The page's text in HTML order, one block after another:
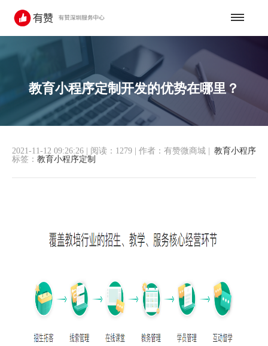
教育小程序定制开发的优势在哪里？
教育小程序
2021-11-12 09:26:26 阅读：1279 作者：有赞微商城
标签： 教育小程序定制